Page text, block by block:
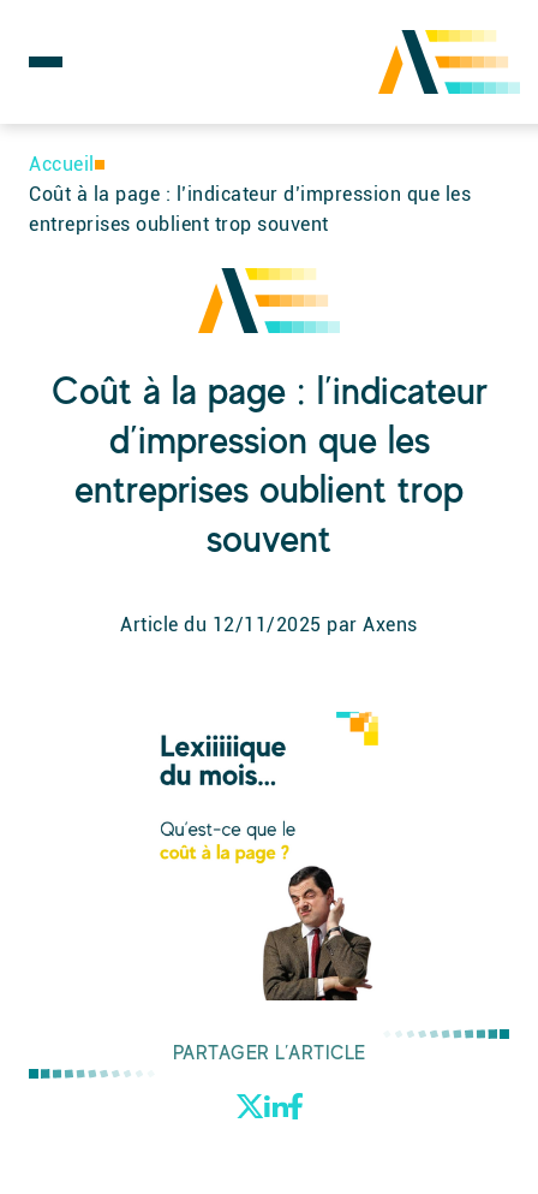
Skip
content
Rechercher :
Accueil
Coût à la page : l’indicateur d’impression que les
entreprises oublient trop souvent
Coût à la page : l’indicateur
d’impression que les
entreprises oublient trop
souvent
Article du 12/11/2025 par Axens
PARTAGER L’ARTICLE